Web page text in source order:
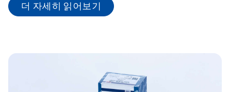
더 자세히 읽어보기